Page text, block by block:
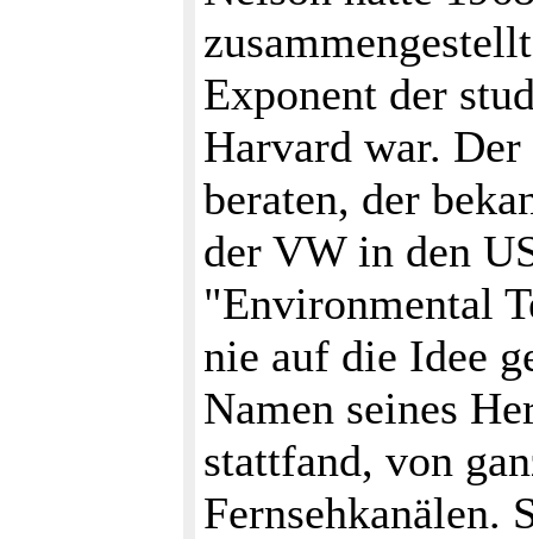
Exponent der
Harvard war.
beraten, der
der VW in den
"Environmental
nie auf die Idee
Namen seines
stattfand, von
Fernsehkanälen.